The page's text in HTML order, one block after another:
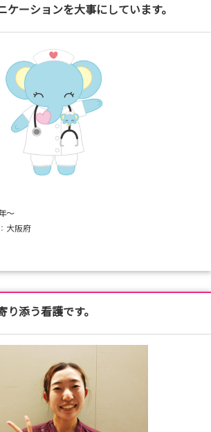
ケーションを大事にしています。
〜
大阪府
添う看護です。